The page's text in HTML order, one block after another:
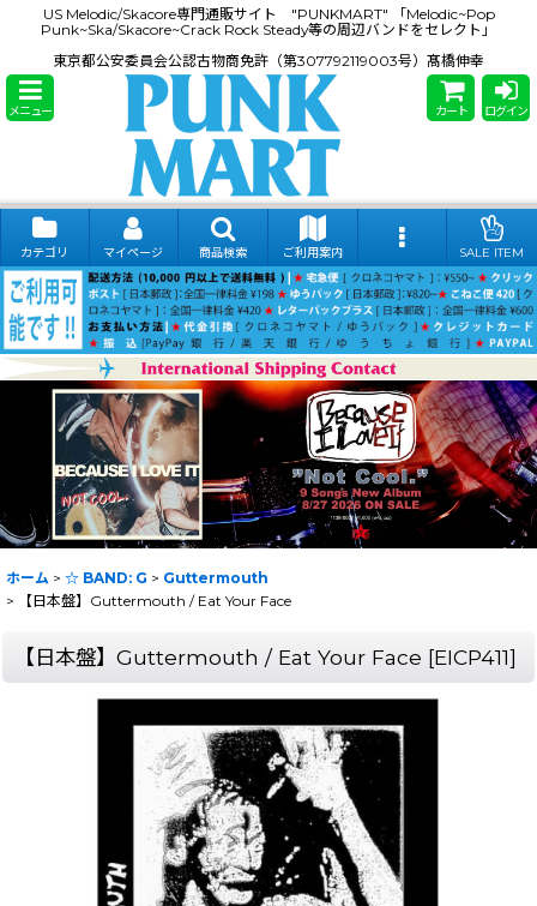
US Melodic/Skacore専門通販サイト "PUNKMART" 「Melodic~Pop
Punk~Ska/Skacore~Crack Rock Steady等の周辺バンドをセレクト」
東京都公安委員会公認古物商免許（第307792119003号）髙橋伸幸
メニュー カート ログイン
カテゴリ マイページ 商品検索 ご利用案内 SALE ITEM
ホーム > ☆ BAND: G > Guttermouth
>
【日本盤】Guttermouth / Eat Your Face
【日本盤】Guttermouth / Eat Your Face [EICP411]